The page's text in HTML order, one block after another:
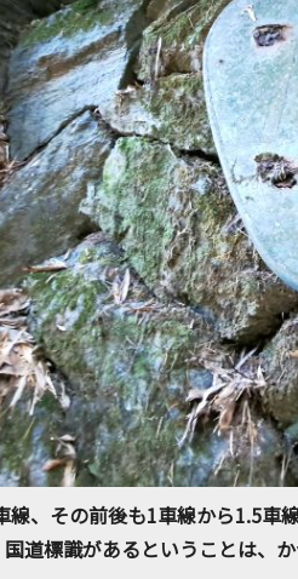
線、その前後も1車線から1.5車
道標識があるということは、